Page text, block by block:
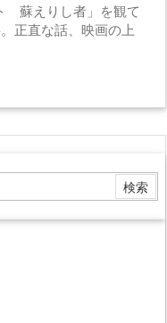
蘇えりし者」を観て
正直な話、映画の上